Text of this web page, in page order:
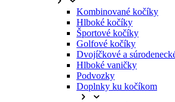
Kombinované kočíky
Hlboké kočíky
Športové kočíky
Golfové kočíky
Dvojíčkové a
Hlboké vaničky
Podvozky
Doplnky ku kočíkom